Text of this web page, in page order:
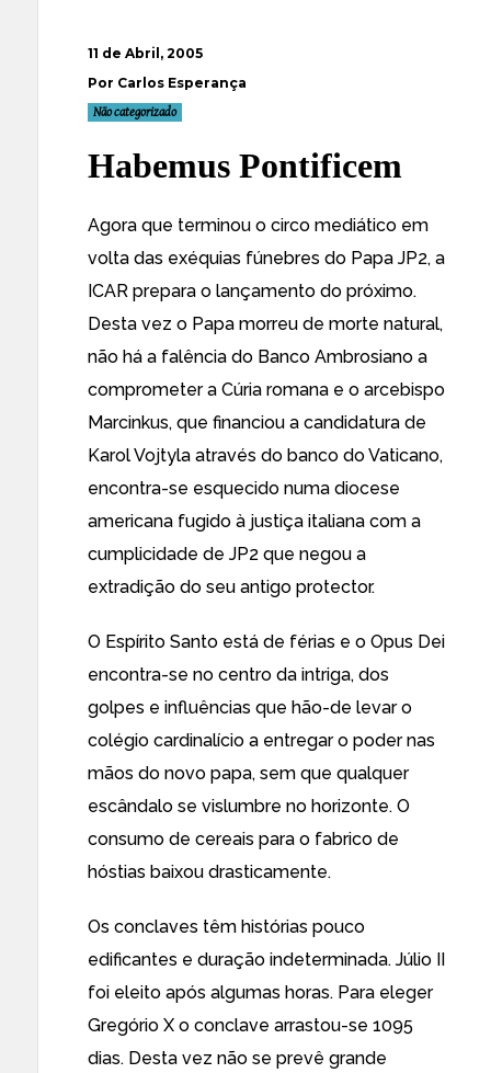
11 de Abril, 2005
Por Carlos Esperança
Não categorizado
Habemus Pontificem
Agora que terminou o circo mediático em
volta das exéquias fúnebres do Papa JP2, a
ICAR prepara o lançamento do próximo.
Desta vez o Papa morreu de morte natural,
não há a falência do Banco Ambrosiano a
comprometer a Cúria romana e o arcebispo
Marcinkus, que financiou a candidatura de
Karol Vojtyla através do banco do Vaticano,
encontra-se esquecido numa diocese
americana fugido à justiça italiana com a
cumplicidade de JP2 que negou a
extradição do seu antigo protector.
O Espírito Santo está de férias e o Opus Dei
encontra-se no centro da intriga, dos
golpes e influências que hão-de levar o
colégio cardinalício a entregar o poder nas
mãos do novo papa, sem que qualquer
escândalo se vislumbre no horizonte. O
consumo de cereais para o fabrico de
hóstias baixou drasticamente.
Os conclaves têm histórias pouco
edificantes e duração indeterminada. Júlio II
foi eleito após algumas horas. Para eleger
Gregório X o conclave arrastou-se 1095
dias. Desta vez não se prevê grande